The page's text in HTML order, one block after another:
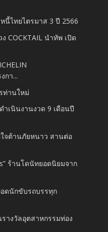
นี้ไทยไตรมาส 3 ปี 2566
COCKTAIL นำทัพ เปิด
กา...
ท่านใหม่
ำเนินงานงวด 9 เดือนปี
จต้านภัยหนาว สานต่อ
ร้านโดนัทยอดนิยมจาก
ดนักขับรถบรรทุก
างวัลอุตสาหกรรมท่อง